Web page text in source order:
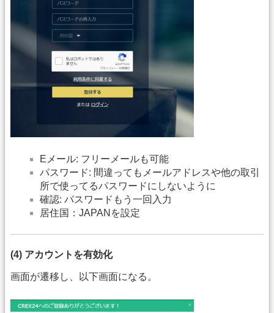
Eメール: フリーメールも可能
パスワード: 間違ってもメールアドレスや他の取引
所で使ってるパスワードにしないように
確認: パスワードもう一回入力
居住国：JAPANを設定
(4) アカウントを有効化
画面が遷移し、以下画面になる。